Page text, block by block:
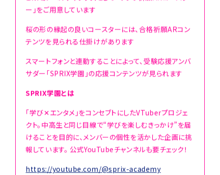
ー」をご用意しています
桜の形の縁起の良いコースターには、合格祈願ARコン
テンツを見られる仕掛けがあります
スマートフォンと連動することによって、受験応援アンバ
サダー「SPRIX学園」の応援コンテンツが見られます
SPRIX学園とは
「学び✕エンタメ」をコンセブトにしたVTuberプロジェ
クト。中高生と同じ目線で“学びを楽しむきっかけ”を届
けることを目的に、メンバーの個性を活かした企画に挑
報しています。 公式YouTubeチャンネルも要チェック！
https://youtube.com/@sprix-academy